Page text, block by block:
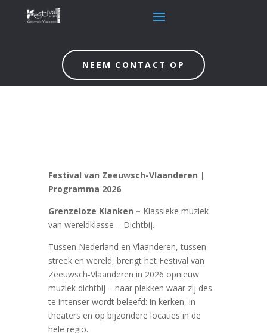
NEEM CONTACT OP
Festival van Zeeuwsch-Vlaanderen |
Programma 2026
Grenzeloze Klanken – Klassieke muziek
van wereldklasse – Dichtbij.
Tussen Nederland en Vlaanderen, tussen
streek en wereld, brengt het Festival van
Zeeuwsch-Vlaanderen in 2026 opnieuw
muziek dichtbij – naar plekken waar zij des
te intenser wordt beleefd: in kerken, in
theaters en op bijzondere locaties in de
hele regio.